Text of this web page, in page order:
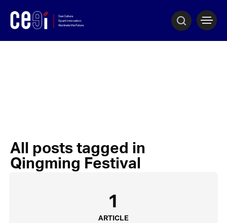
All posts tagged in
Qingming Festival
1
ARTICLE